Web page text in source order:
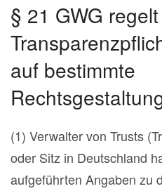
§ 21 GWG regelt
auf bestimmte
(1) Verwalter von Trusts
oder Sitz in Deutschland
aufgeführten Angaben zu